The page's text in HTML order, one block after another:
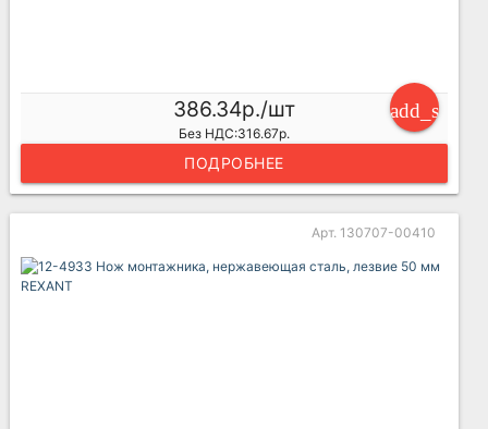
386.34р./шт
Без НДС:316.67р.
ПОДРОБНЕЕ
Арт. 130707-00410